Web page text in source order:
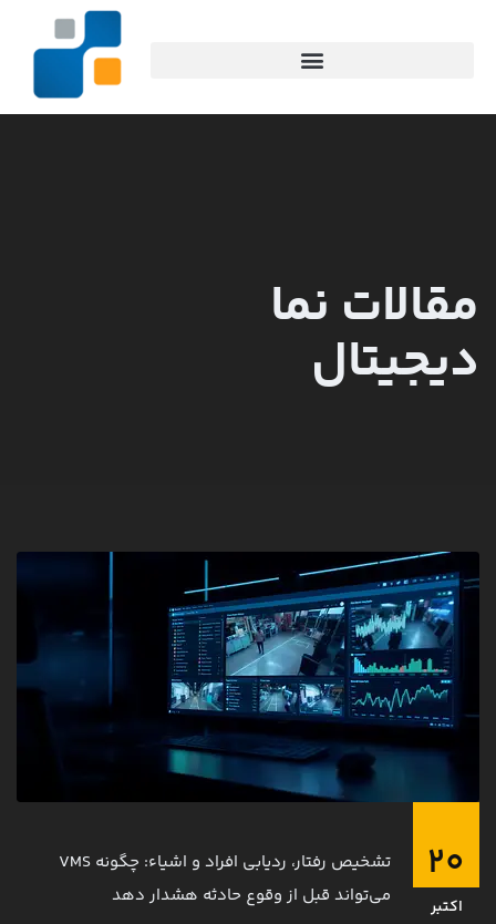
مقالات نما
دیجیتال
تشخیص رفتار، ردیابی افراد و اشیاء: چگونه VMS
می‌تواند قبل از وقوع حادثه هشدار دهد
20
اکتبر